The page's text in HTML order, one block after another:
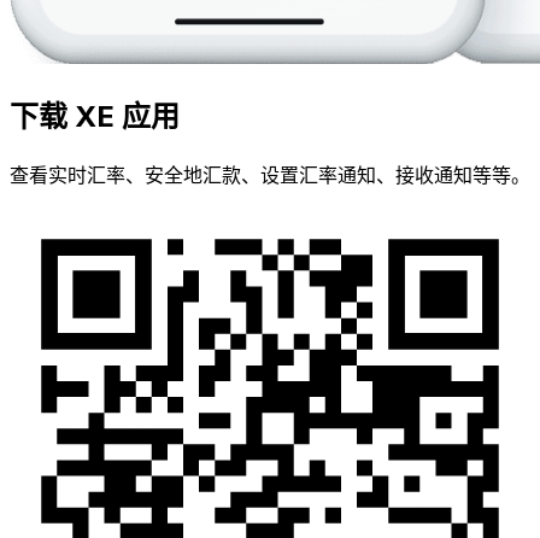
下载 XE 应用
查看实时汇率、安全地汇款、设置汇率通知、接收通知等等。